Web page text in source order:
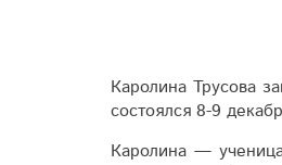
Каролина Трусова
состоялся 8-9
Каролина —